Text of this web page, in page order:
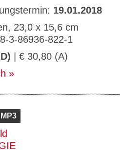
19.01.2018
23,0 x 15,6 cm
3-86936-822-1
| € 30,80 (A)
MP3